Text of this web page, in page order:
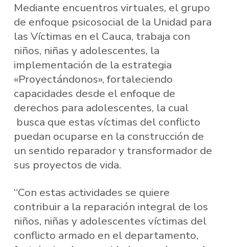
Mediante encuentros virtuales, el grupo
de enfoque psicosocial de la Unidad para
las Víctimas en el Cauca, trabaja con
niños, niñas y adolescentes, la
implementación de la estrategia
«Proyectándonos», fortaleciendo
capacidades desde el enfoque de
derechos para adolescentes, la cual
busca que estas víctimas del conflicto
puedan ocuparse en la construcción de
un sentido reparador y transformador de
sus proyectos de vida.
“Con estas actividades se quiere
contribuir a la reparación integral de los
niños, niñas y adolescentes víctimas del
conflicto armado en el departamento,